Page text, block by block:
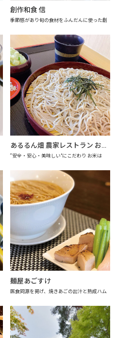
創作和食 信
季節感があり旬の食材をふんだんに使った創
あるるん畑 農家レストラン おかげさま 【上越市地産地消推進の店認定店】
“安全・安心・美味しい”にこだわり お米は
麺屋あごすけ
医食同源を掲げ、焼きあごの出汁と熟成ハム